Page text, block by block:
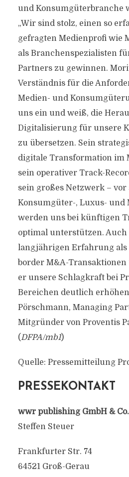
und Konsumgüterbranche
„Wir sind stolz, einen so
gefragten Medienprofi wie
als Branchenspezialisten
Partners zu gewinnen.
Verständnis für die
Medien- und
uns ein und weiß, die
Digitalisierung für unsere
zu übersetzen. Sein
digitale Transformation im
sein operativer Track-
sein großes Netzwerk –
Konsumgüter-, Luxus- und
werden uns bei künftigen
optimal unterstützen. Auch
langjährigen Erfahrung als
border M&A-
er unsere Schlagkraft bei
Bereichen deutlich
Pörschmann, Managing
Mitgründer von Proventis
(DFPA/mb1)
Quelle: Pressemitteilung
PRESSEKONTAKT
wwr publishing GmbH & Co.
Steffen Steuer
Frankfurter Str. 74
64521 Groß-Gerau